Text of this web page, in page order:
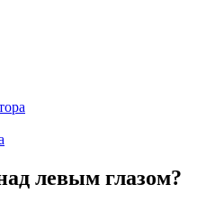
левым глазом?